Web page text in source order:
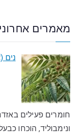
מאמרים
נים
חומרים פעילים
ונימבוליד, הוכחו